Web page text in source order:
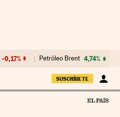
-0,17% Petróleo Brent 4,74%
SUSCRÍBETE